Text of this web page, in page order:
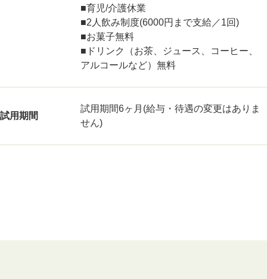
■育児/介護休業
■2人飲み制度(6000円まで支給／1回)
■お菓子無料
■ドリンク（お茶、ジュース、コーヒー、
アルコールなど）無料
試用期間
試用期間6ヶ月(給与・待遇の変更はありま
せん)